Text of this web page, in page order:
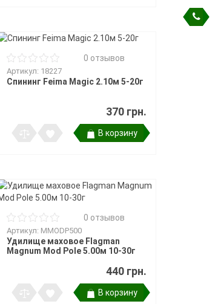
0 отзывов
Артикул: 18227
Спининг Feima Magic 2.10м 5-20г
370 грн.
В корзину
0 отзывов
Артикул: MMODP500
Удилище маховое Flagman
Magnum Mod Pole 5.00м 10-30г
440 грн.
В корзину